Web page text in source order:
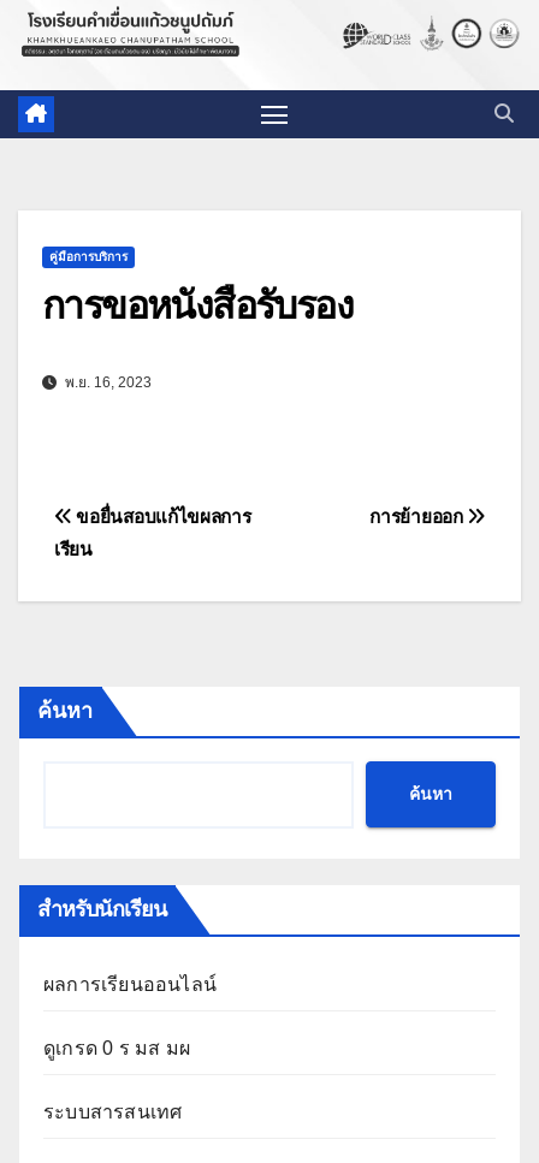
คู่มือการบริการ
การขอหนังสือรับรอง
พ.ย. 16, 2023
แนะแนว
การย้ายออก
ขอยื่นสอบแก้ไขผลการ
เรียน
ค้นหา
ค้นหา
สำหรับนักเรียน
ผลการเรียนออนไลน์
ดูเกรด 0 ร มส มผ
ระบบสารสนเทศ